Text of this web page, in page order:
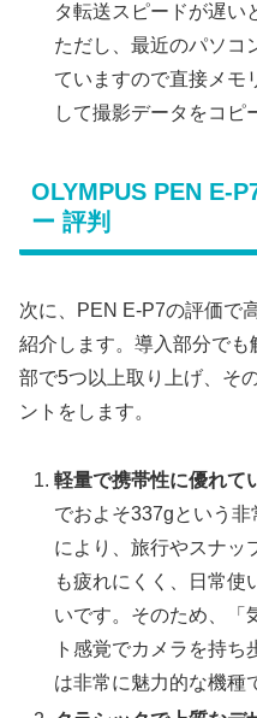
タ転送スピードが遅い
ただし、最近のパソコ
ていますので直接メモ
して撮影データをコピ
OLYMPUS PEN E-
ー 評判
次に、PEN E-P7の評価で
紹介します。導入部分で
部で5つ以上取り上げ、そ
ントをします。
軽量で携帯性に優れて
でおよそ337gという
により、旅行やスナッ
も疲れにくく、日常使
いです。そのため、「
ト感覚でカメラを持ち
は非常に魅力的な機種